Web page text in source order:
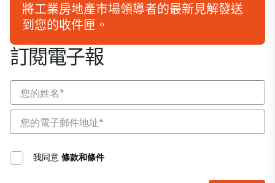
訂閱電子報
我同意 條款和條件
將工業房地產市場領導者的最新見解發送
到您的收件匣。